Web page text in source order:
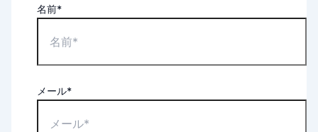
名前*
メール*